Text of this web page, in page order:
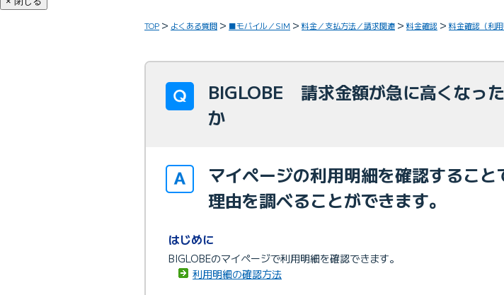
TOP よくある質問 ■モバイル／SIM 料金／支払方法／請求関連 料金確認 料金確認（利用
BIGLOBE 請求金額が急に高くなっ
か
マイページの利用明細を確認すること
理由を調べることができます。
はじめに
BIGLOBEのマイページで利用明細を確認できます。
利用明細の確認方法